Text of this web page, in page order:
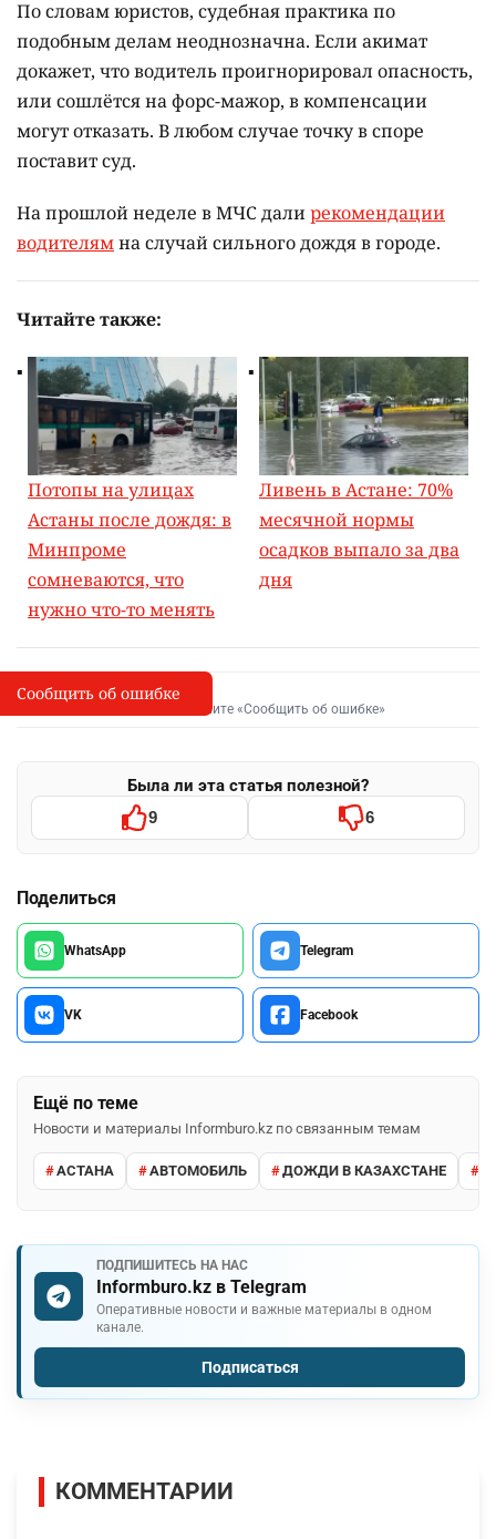
По словам юристов, судебная практика по
подобным делам неоднозначна. Если акимат
докажет, что водитель проигнорировал опасность,
или сошлётся на форс-мажор, в компенсации
могут отказать. В любом случае точку в споре
поставит суд.
На прошлой неделе в МЧС далирекомендации
водителямна случай сильного дождя в городе.
Читайте также:
Потопы на улицах
Астаны после дождя: в
Минпроме
сомневаются, что
нужно что-то менять
Ливень в Астане: 70%
месячной нормы
осадков выпало за два
дня
I
Сообщить об опечатке
Выделите фрагмент и нажмите «Сообщить об ошибке»
Была ли эта статья полезной?
9 6
Поделиться
WhatsApp Telegram
VK Facebook
Ещё по теме
Новости и материалы Informburo.kz по связанным темам
АСТАНА АВТОМОБИЛЬ ДОЖДИ В КАЗАХСТАНЕ
ПОДПИШИТЕСЬ НА НАС
Informburo.kz в Telegram
Оперативные новости и важные материалы в одном
канале.
Подписаться
Сообщить об ошибке
КОММЕНТАРИИ